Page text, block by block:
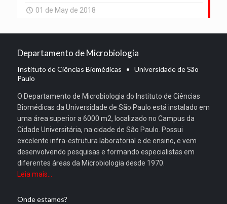
01 de May de 2018
Departamento de Microbiologia
Instituto de Ciências Biomédicas • Universidade de São
Paulo
O Departamento de Microbiologia do Instituto de Ciências
Biomédicas da Universidade de São Paulo está instalado em
uma área superior a 6000 m2, localizado no Campus da
Cidade Universitária, na cidade de São Paulo. Possui
excelente infra-estrutura laboratorial e de ensino, e vem
desenvolvendo pesquisas e formando especialistas em
diferentes áreas da Microbiologia desde 1970.
Leia mais...
Onde estamos?